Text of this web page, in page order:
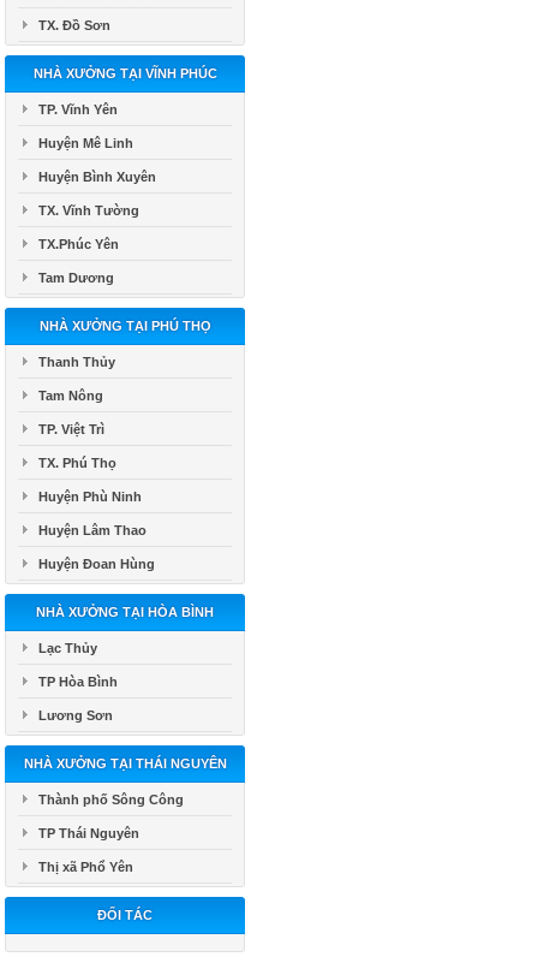
TX. Đồ Sơn
NHÀ XƯỞNG TẠI VĨNH PHÚC
TP. Vĩnh Yên
Huyện Mê Linh
Huyện Bình Xuyên
TX. Vĩnh Tường
TX.Phúc Yên
Tam Dương
NHÀ XƯỞNG TẠI PHÚ THỌ
Thanh Thủy
Tam Nông
TP. Việt Trì
TX. Phú Thọ
Huyện Phù Ninh
Huyện Lâm Thao
Huyện Đoan Hùng
NHÀ XƯỞNG TẠI HÒA BÌNH
Lạc Thủy
TP Hòa Bình
Lương Sơn
NHÀ XƯỞNG TẠI THÁI NGUYÊN
Thành phố Sông Công
TP Thái Nguyên
Thị xã Phổ Yên
ĐỐI TÁC